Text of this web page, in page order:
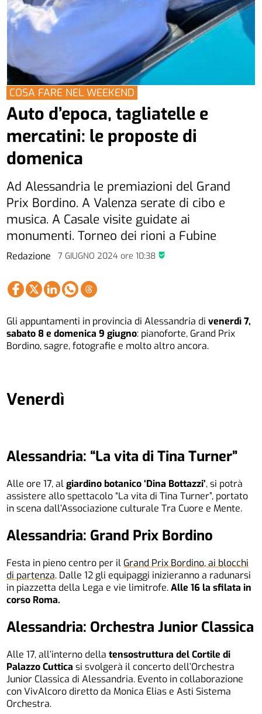
Redazione 7 GIUGNO 2024ore 10:38
COSA FARE NEL WEEKEND
Auto d’epoca, tagliatelle e
mercatini: le proposte di
domenica
Ad Alessandria le premiazioni del Grand
Prix Bordino. A Valenza serate di cibo e
musica. A Casale visite guidate ai
monumenti. Torneo dei rioni a Fubine
Gli appuntamenti in provincia di Alessandria divenerdì 7,
sabato 8 e domenica 9 giugno: pianoforte, Grand Prix
Bordino, sagre, fotografie e molto altro ancora.
Venerdì
Alessandria: “La vita di Tina Turner”
Alle ore 17, algiardino botanico ‘Dina Bottazzi’, si potrà
assistere allo spettacolo “La vita di Tina Turner”, portato
in scena dall’Associazione culturale Tra Cuore e Mente.
Alessandria: Grand Prix Bordino
Festa in pieno centro per il Grand Prix Bordino, ai blocchi
di partenza. Dalle 12 gli equipaggi inizieranno a radunarsi
in piazzetta della Lega e vie limitrofe.Alle 16 la sfilata in
corso Roma.
Alessandria: Orchestra Junior Classica
Alle 17, all’interno dellatensostruttura del Cortile di
Palazzo Cuttica si svolgerà il concerto dell’Orchestra
Junior Classica di Alessandria. Evento in collaborazione
con VivAlcoro diretto da Monica Elias e Asti Sistema
Orchestra.